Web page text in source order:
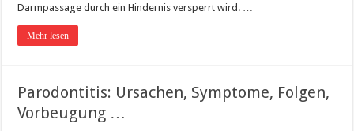
Darmpassage durch ein Hindernis versperrt wird. …
Mehr lesen
Parodontitis: Ursachen, Symptome, Folgen,
Vorbeugung …